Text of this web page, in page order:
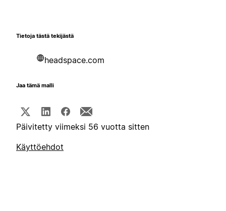
Tietoja tästä tekijästä
headspace.com
Jaa tämä malli
Päivitetty viimeksi 56 vuotta sitten
Käyttöehdot